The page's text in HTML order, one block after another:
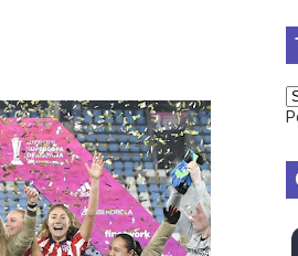
al reinado por parejas de The
y Baron Corbin en
Suiza) - Charlie Aldridge y Sina